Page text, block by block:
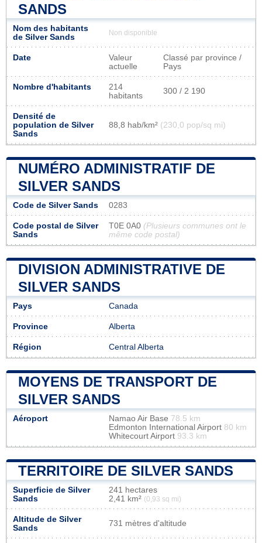
SANDS
Nom des habitants
de Silver Sands
Non disponible
Date
Valeur
actuelle
Classé par province /
Pays
Nombre d'habitants
214
habitants
300 / 2 190
Densité de
population de Silver
Sands
88,8 hab/km² (230,0 pop/sq mi)
NUMÉRO ADMINISTRATIF DE
SILVER SANDS
Code de Silver Sands 0283
Code postal de Silver
Sands
T0E 0A0 (Plusieurs communes ont le
même code postal)
DIVISION ADMINISTRATIVE DE
SILVER SANDS
Pays Canada
Province Alberta
Région Central Alberta
MOYENS DE TRANSPORT DE
SILVER SANDS
Aéroport Namao Air Base 78.5 km
Edmonton International Airport 80 km
Whitecourt Airport 93.3 km
TERRITOIRE DE SILVER SANDS
Superficie de Silver
Sands
241 hectares
2,41 km² (0,93 sq mi)
Altitude de Silver
Sands
731 mètres d'altitude